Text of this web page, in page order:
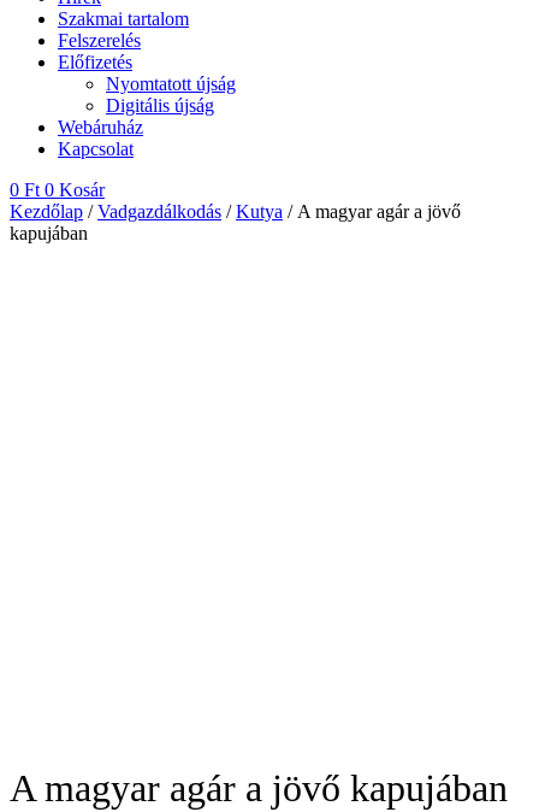
Szakmai tartalom
Felszerelés
Előfizetés
Nyomtatott újság
Digitális újság
Webáruház
Kapcsolat
0 Ft 0 Kosár
Kezdőlap /Vadgazdálkodás /Kutya / A magyar agár a jövő
kapujában
A magyar agár a jövő kapujában